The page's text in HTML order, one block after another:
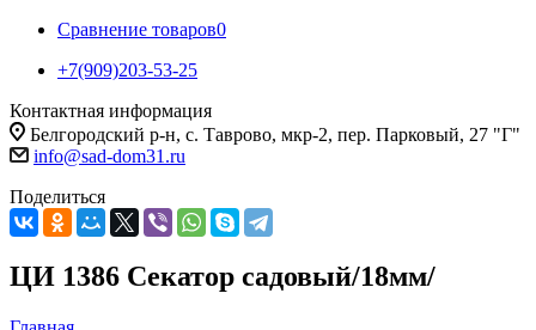
Сравнение товаров0
+7(909)203-53-25
Контактная информация
Белгородский р-н, с. Таврово, мкр-2, пер. Парковый, 27 "Г"
info@sad-dom31.ru
Поделиться
ЦИ 1386 Секатор садовый/18мм/